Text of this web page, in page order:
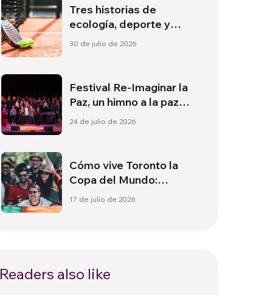
Tres historias de
ecología, deporte y
salud en Sudamérica
30 de julio de 2026
Festival Re-Imaginar la
Paz, un himno a la paz
desde Florencia
24 de julio de 2026
Cómo vive Toronto la
Copa del Mundo:
Cultura, identidad y
17 de julio de 2026
Readers also like